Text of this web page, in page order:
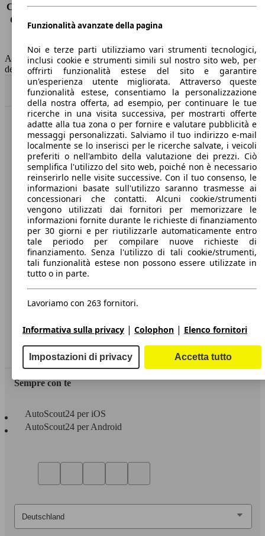
Consumo (extra-urbano) 3.3 l/100km
Consumo (combinato)*
3.7 l/100km
Capacità del serbatoio
45 l
AutoScout24 non si assume alcuna responsabilità per la correttezza
dei dati.
Torna su
Benvenuti su AutoScout24, il mercato auto europeo.
Società
A proposito di AutoScout24
Stampa
Media
Condizioni generali
Informazioni
Privacy
Dichiarazione di Accessibilità
Servizi
Area rivenditori
Sempre con te
AutoScout24 per iOS
AutoScout24 per Android
Funzionalità avanzate della pagina
Noi e terze parti utilizziamo vari strumenti tecnologici,
inclusi cookie e strumenti simili sul nostro sito web, per
offrirti funzionalità estese del sito e garantire
un'esperienza utente migliorata. Attraverso queste
funzionalità estese, consentiamo la personalizzazione
della nostra offerta, ad esempio, per continuare le tue
ricerche in una visita successiva, per mostrarti offerte
adatte alla tua zona o per fornire e valutare pubblicità e
messaggi personalizzati. Salviamo il tuo indirizzo e-mail
localmente se lo inserisci per le ricerche salvate, i veicoli
preferiti o nell'ambito della valutazione dei prezzi. Ciò
semplifica l'utilizzo del sito web, poiché non è necessario
reinserirlo nelle visite successive. Con il tuo consenso, le
informazioni basate sull'utilizzo saranno trasmesse ai
concessionari che contatti. Alcuni cookie/strumenti
vengono utilizzati dai fornitori per memorizzare le
informazioni fornite durante le richieste di finanziamento
per 30 giorni e per riutilizzarle automaticamente entro
tale periodo per compilare nuove richieste di
finanziamento. Senza l'utilizzo di tali cookie/strumenti,
tali funzionalità estese non possono essere utilizzate in
tutto o in parte.
Lavoriamo con 263 fornitori.
Informativa sulla privacy | Colophon | Elenco fornitori
Impostazioni di privacy Accetta tutto